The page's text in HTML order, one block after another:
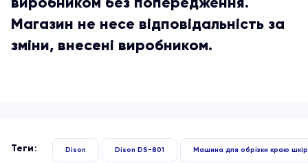
Магазин не несе відповідальність за
зміни, внесені виробником.
Теги: Dison Dison DS-801 Машина для обрізки краю